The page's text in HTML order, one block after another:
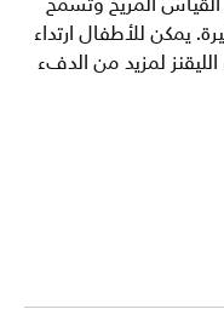
يمكن للأطفال ارتداء
لمزيد من الدفء